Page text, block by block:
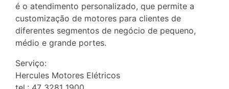
é o atendimento personalizado, que permite a
customização de motores para clientes de
diferentes segmentos de negócio de pequeno,
médio e grande portes.
Serviço:
Hercules Motores Elétricos